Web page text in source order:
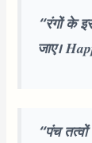
“रंगों के
जाए।
“पंच